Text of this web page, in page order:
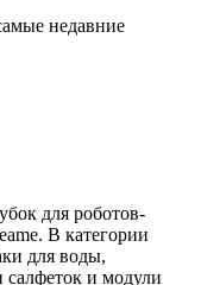
недавние
для роботов-
В категории
для воды,
салфеток и модули